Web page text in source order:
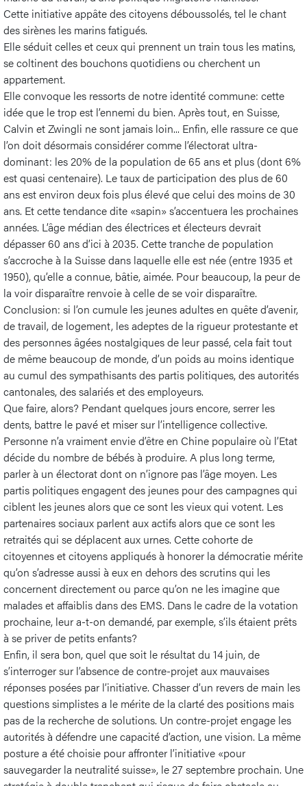
Cette initiative appâte des citoyens déboussolés, tel le chant
des sirènes les marins fatigués.
Elle séduit celles et ceux qui prennent un train tous les matins,
se coltinent des bouchons quotidiens ou cherchent un
appartement.
Elle convoque les ressorts de notre identité commune: cette
idée que le trop est l’ennemi du bien. Après tout, en Suisse,
Calvin et Zwingli ne sont jamais loin... Enfin, elle rassure ce que
l’on doit désormais considérer comme l’électorat ultra-
dominant: les 20% de la population de 65 ans et plus (dont 6%
est quasi centenaire). Le taux de participation des plus de 60
ans est environ deux fois plus élevé que celui des moins de 30
ans. Et cette tendance dite «sapin» s’accentuera les prochaines
années. L’âge médian des électrices et électeurs devrait
dépasser 60 ans d’ici à 2035. Cette tranche de population
s’accroche à la Suisse dans laquelle elle est née (entre 1935 et
1950), qu’elle a connue, bâtie, aimée. Pour beaucoup, la peur de
la voir disparaître renvoie à celle de se voir disparaître.
Conclusion: si l’on cumule les jeunes adultes en quête d’avenir,
de travail, de logement, les adeptes de la rigueur protestante et
des personnes âgées nostalgiques de leur passé, cela fait tout
de même beaucoup de monde, d’un poids au moins identique
au cumul des sympathisants des partis politiques, des autorités
cantonales, des salariés et des employeurs.
Que faire, alors? Pendant quelques jours encore, serrer les
dents, battre le pavé et miser sur l’intelligence collective.
Personne n’a vraiment envie d’être en Chine populaire où l’Etat
décide du nombre de bébés à produire. A plus long terme,
parler à un électorat dont on n’ignore pas l’âge moyen. Les
partis politiques engagent des jeunes pour des campagnes qui
ciblent les jeunes alors que ce sont les vieux qui votent. Les
partenaires sociaux parlent aux actifs alors que ce sont les
retraités qui se déplacent aux urnes. Cette cohorte de
citoyennes et citoyens appliqués à honorer la démocratie mérite
qu’on s’adresse aussi à eux en dehors des scrutins qui les
concernent directement ou parce qu’on ne les imagine que
malades et affaiblis dans des EMS. Dans le cadre de la votation
prochaine, leur a-t-on demandé, par exemple, s’ils étaient prêts
à se priver de petits enfants?
Enfin, il sera bon, quel que soit le résultat du 14 juin, de
s’interroger sur l’absence de contre-projet aux mauvaises
réponses posées par l’initiative. Chasser d’un revers de main les
questions simplistes a le mérite de la clarté des positions mais
pas de la recherche de solutions. Un contre-projet engage les
autorités à défendre une capacité d’action, une vision. La même
posture a été choisie pour affronter l’initiative «pour
sauvegarder la neutralité suisse», le 27 septembre prochain. Une